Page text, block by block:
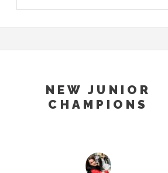
NEW JUNIOR
CHAMPIONS